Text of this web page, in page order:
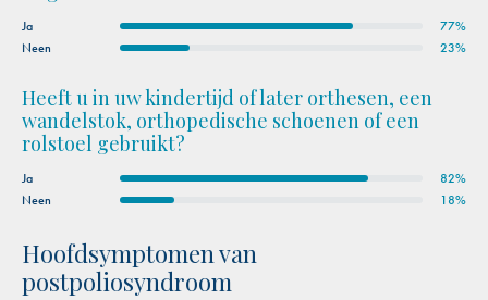
Ja
77%
Neen
23%
Heeft u in uw kindertijd of later orthesen, een
wandelstok, orthopedische schoenen of een
rolstoel gebruikt?
Ja
82%
Neen
18%
Hoofdsymptomen van
postpoliosyndroom